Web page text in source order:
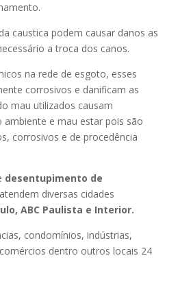
caustica podem causar danos as
a troca dos canos.
na rede de esgoto, esses
corrosivos e danificam as
mau utilizados causam
e mau estar pois são
corrosivos e de procedência
desentupimento de
atendem diversas cidades
ABC Paulista e Interior.
condomínios, indústrias,
dentro outros locais 24